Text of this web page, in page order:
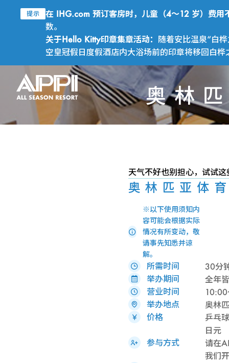
提示
在 IHG.com 预订客房时，儿童（4～12 岁）费用
数。
关于Hello Kitty印章集章活动： 随着安比温泉“白
空皇冠假日度假酒店内大浴场前的印章将移回白
奥林
天气不好也别担心，试试
奥林匹亚体
※以下使用须知内
容可能会根据实际
情况有所变动，敬
请事先知悉并谅
解。
所需时间
30分
举办期间
全年
营业时间
举办地点
奥林
价格
乒乓
日元
参与方式
请在
我们